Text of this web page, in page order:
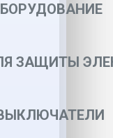
ЗАЩИТЫ